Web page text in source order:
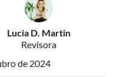
Lucia D. Martin
Revisora
de 2024